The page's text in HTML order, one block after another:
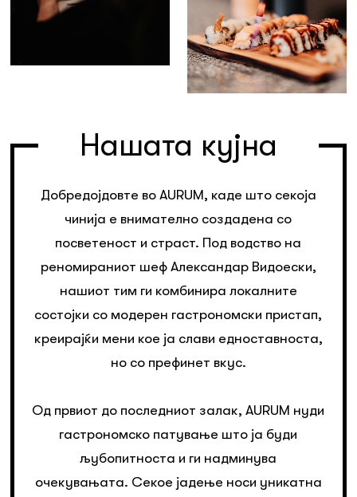
Нашата кујна
Добредојдовте во AURUM, каде што секоја
чинија е внимателно создадена со
посветеност и страст. Под водство на
реномираниот шеф Александар Видоески,
нашиот тим ги комбинира локалните
состојки со модерен гастрономски пристап,
креирајќи мени кое ја слави едноставноста,
но со префинет вкус.
Од првиот до последниот залак, AURUM нуди
гастрономско патување што ја буди
љубопитноста и ги надминува
очекувањата. Секое јадење носи уникатна